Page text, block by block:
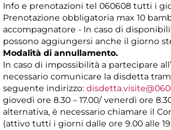
Info e prenotazioni tel 060608 tutti i
Prenotazione obbligatoria max 10
accompagnatore - In caso di
possono aggiungersi anche il giorno
Modalità di annullamento.
In caso di impossibilità a partecipare
necessario comunicare la disdetta
seguente indirizzo:
giovedì ore 8.30 – 17.00/ venerdì ore 8.30
alternativa, è necessario chiamare il
(attivo tutti i giorni dalle ore 9.00 alle